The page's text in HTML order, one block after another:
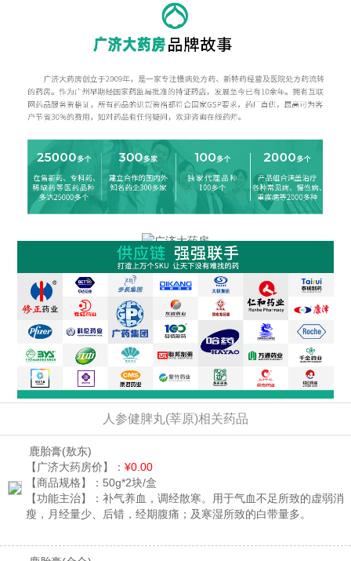
人参健脾丸(莘原)相关药品
鹿胎膏(敖东)
【广济大药房价】： ¥0.00
【商品规格】： 50g*2块/盒
【功能主治】： 补气养血，调经散寒。用于气血不足所致的虚弱消
瘦，月经量少、后错，经期腹痛；及寒湿所致的白带量多。